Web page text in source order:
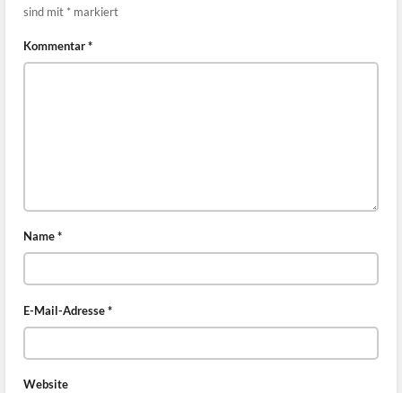
sind mit * markiert
Kommentar*
Name*
E-Mail-Adresse*
Website